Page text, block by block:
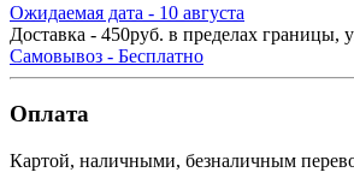
Ожидаемая дата - 10 августа
Доставка - 450руб. в пределах границы,
Самовывоз - Бесплатно
Оплата
Картой, наличными, безналичным